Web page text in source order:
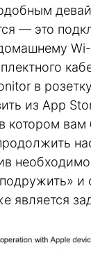
— это
Wi-
в
из App
котором вам
и
является